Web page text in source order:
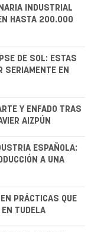
INDUSTRIAL
HASTA 200.000
DE SOL: ESTAS
SERIAMENTE EN
Y ENFADO TRAS
AIZPÚN
ESPAÑOLA:
A UNA
PRÁCTICAS QUE
TUDELA